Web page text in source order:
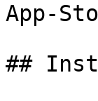
App-
##